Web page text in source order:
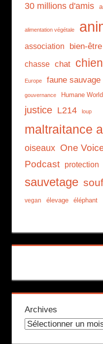
30 millions d'amis
alimentation végétale
association bien-
chasse chat chien
Europe faune sauvage
gouvernance Humane
justice L214 loup
maltraitance
oiseaux One
Podcast protection
sauvetage
vegan élevage éléphant
Archives